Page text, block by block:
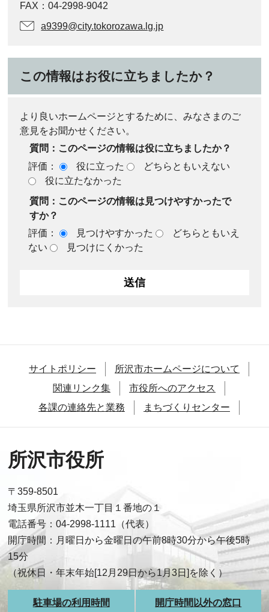
FAX：04-2998-9042
a9399@city.tokorozawa.lg.jp
この情報はお役に立ちましたか？
より良いホームページとするために、みなさまのご
意見をお聞かせください。
質問：このページの情報は役に立ちましたか？
評価：
役に立った
どちらともいえない
役に立たなかった
質問：このページの情報は見つけやすかったで
すか？
評価：
見つけやすかった
どちらともいえ
ない
見つけにくかった
サイトポリシー
所沢市ホームページについて
関連リンク集
市役所へのアクセス
各課の連絡先と業務
まちづくりセンター
所沢市役所
〒359-8501
埼玉県所沢市並木一丁目１番地の１
電話番号：04-2998-1111（代表）
開庁時間：月曜日から金曜日の午前8時30分から午後5時
15分
（祝休日・年末年始[12月29日から1月3日]を除く）
駐車場の利用時間 開庁時間以外の窓口